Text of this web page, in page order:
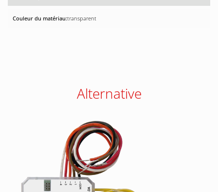
transparent
Alternative